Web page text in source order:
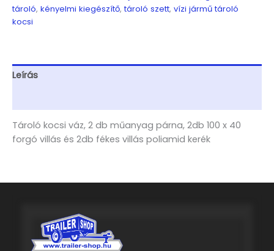
mennyiség
tároló, kényelmi kiegészítő,tároló szett, vízi jármű tároló
kocsi
Leírás
Tároló kocsi váz, 2 db műanyag párna, 2db 100 x 40
forgó villás és 2db fékes villás poliamid kerék